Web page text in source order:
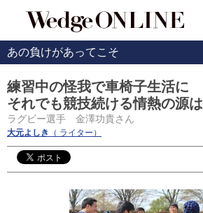
あの負けがあってこそ
練習中の怪我で車椅子生活に
それでも競技続ける情熱の源は
ラグビー選手 金澤功貴さん
大元よしき （ ライター）